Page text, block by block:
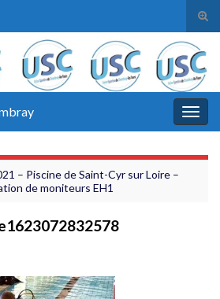
– Piscine de Saint-Cyr sur Loire –
de moniteurs EH1